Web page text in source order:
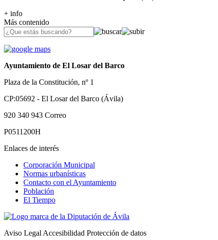
+ info
Más contenido
Ayuntamiento de El Losar del Barco
Plaza de la Constitución, nº 1
CP:05692 - El Losar del Barco (Ávila)
920 340 943 Correo
P0511200H
Enlaces de interés
Corporación Municipal
Normas urbanísticas
Contacto con el Ayuntamiento
Población
El Tiempo
Aviso Legal Accesibilidad Protección de datos